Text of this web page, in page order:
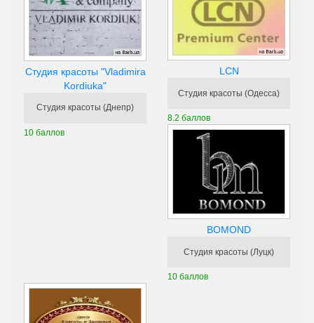
Студия красоты "Vladimira
Kordiuka"
Студия красоты (Днепр)
10 баллов
LCN
Студия красоты (Одесса)
8.2 баллов
BOMOND
Студия красоты (Луцк)
10 баллов